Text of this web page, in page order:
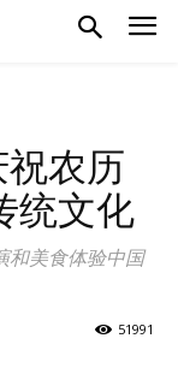
农历
统文化
和美食体验中国
51991